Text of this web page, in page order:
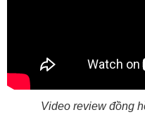
Video review đồng